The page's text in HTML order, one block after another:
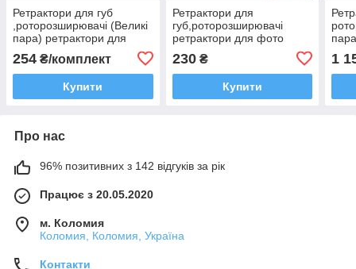
Ретрактори для губ
,роторозширювачі (Великі
пара) ретрактори для
254 ₴/комплект
Купити
Ретрактори для
губ,роторозширювачі
ретрактори для фото
230₴
Купити
1
Про нас
96% позитивних з 142 відгуків за рік
Працює з 20.05.2020
м. Коломия
Коломия, Коломия, Україна
Контакти